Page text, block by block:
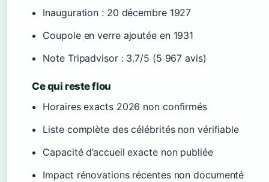
Inauguration : 20 décembre 1927
Coupole en verre ajoutée en 1931
Note Tripadvisor : 3.7/5 (5 967 avis)
Ce qui reste flou
Horaires exacts 2026 non confirmés
Liste complète des célébrités non vérifiable
Capacité d’accueil exacte non publiée
Impact rénovations récentes non documenté